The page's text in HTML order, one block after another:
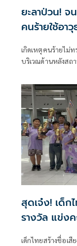
ยะลาป่วน! จ
คนร้ายใช้อา
เกิดเหตุคนร้ายไม่
บริเวณด้านหลังสถ
สุดเจ๋ง! เด็ก
รางวัล แข่ง
เด็กไทยสร้างชื่อเสี